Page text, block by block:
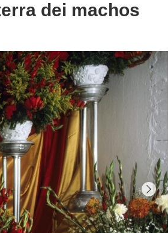
dei machos